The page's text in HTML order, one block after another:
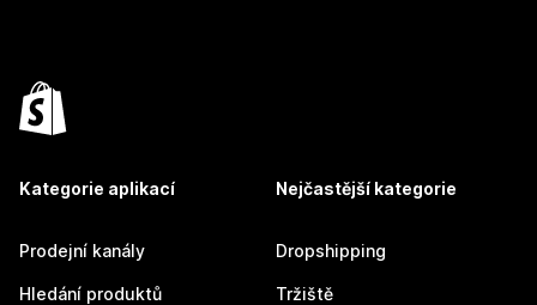
Kategorie aplikací
Prodejní kanály
Hledání produktů
Nejčastější kategorie
Dropshipping
Tržiště